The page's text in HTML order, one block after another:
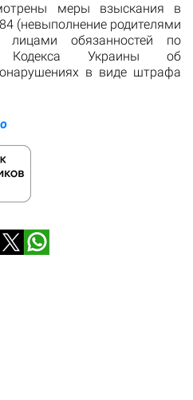
меры взыскания в
(невыполнение родителями
обязанностей по
Кодекса Украины об
в виде штрафа